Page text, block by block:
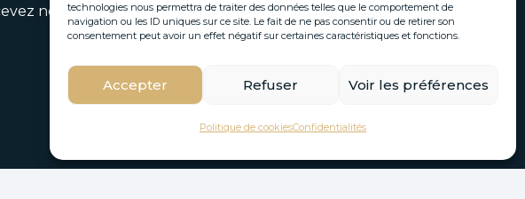
technologies nous permettra de traiter des données telles que le comportement de
navigation ou les ID uniques sur ce site. Le fait de ne pas consentir ou de retirer son
consentement peut avoir un effet négatif sur certaines caractéristiques et fonctions.
Accepter Refuser Voir les préférences
Politique de cookiesConfidentialités
nos opportunités immobilières et actualités directement par
email.
l
-
i